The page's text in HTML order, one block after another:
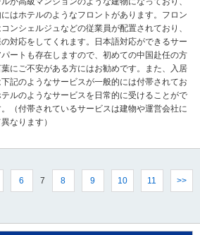
はホテルのようなフロントがあります。フロン
コンシェルジュなどの従業員が配置されており、
の対応をしてくれます。日本語対応ができるサー
パートも存在しますので、初めての中国赴任の方
にご不安がある方にはお勧めです。また、入居
記のようなサービスが一般的には付帯されてお
テルのようなサービスを日常的に受けることがで
。（付帯されているサービスは建物や運営会社に
なります）
6 7 8 9 10 11 >>